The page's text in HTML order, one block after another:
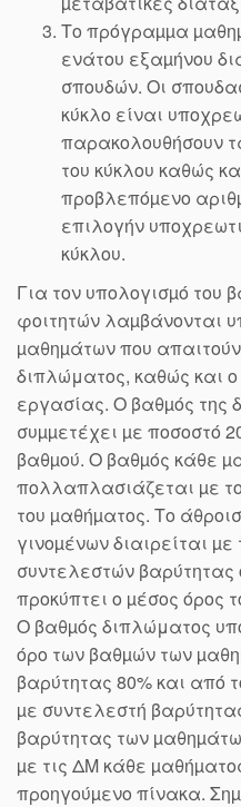
Το πρόγραµµα
ενάτου εξαµήνου
σπουδών. Οι
κύκλο είναι
παρακολουθήσουν
του κύκλου καθώς
προβλεπόµενο
επιλογήν
κύκλου.
Για τον υπολογισµό του
φοιτητών λαµβάνονται
µαθηµάτων που
διπλώματος, καθώς και
εργασίας. Ο βαθµός της
συµµετέχει µε ποσοστό
βαθµού. Ο βαθµός κάθε
πολλαπλασιάζεται µε
του µαθήµατος. Το
γινοµένων διαιρείται
συντελεστών
προκύπτει ο µέσος όρος
Ο βαθµός διπλώματος
όρο των βαθµών των
βαρύτητας 80% και από
µε συντελεστή
βαρύτητας των
µε τις ΔΜ κάθε
προηγούµενο πίνακα.